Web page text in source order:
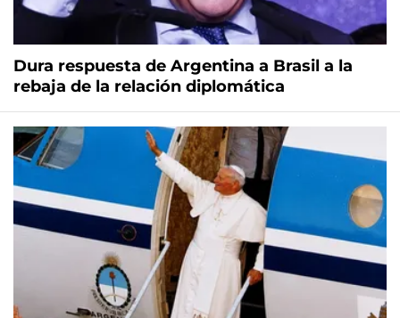
Dura respuesta de Argentina a Brasil a la
rebaja de la relación diplomática